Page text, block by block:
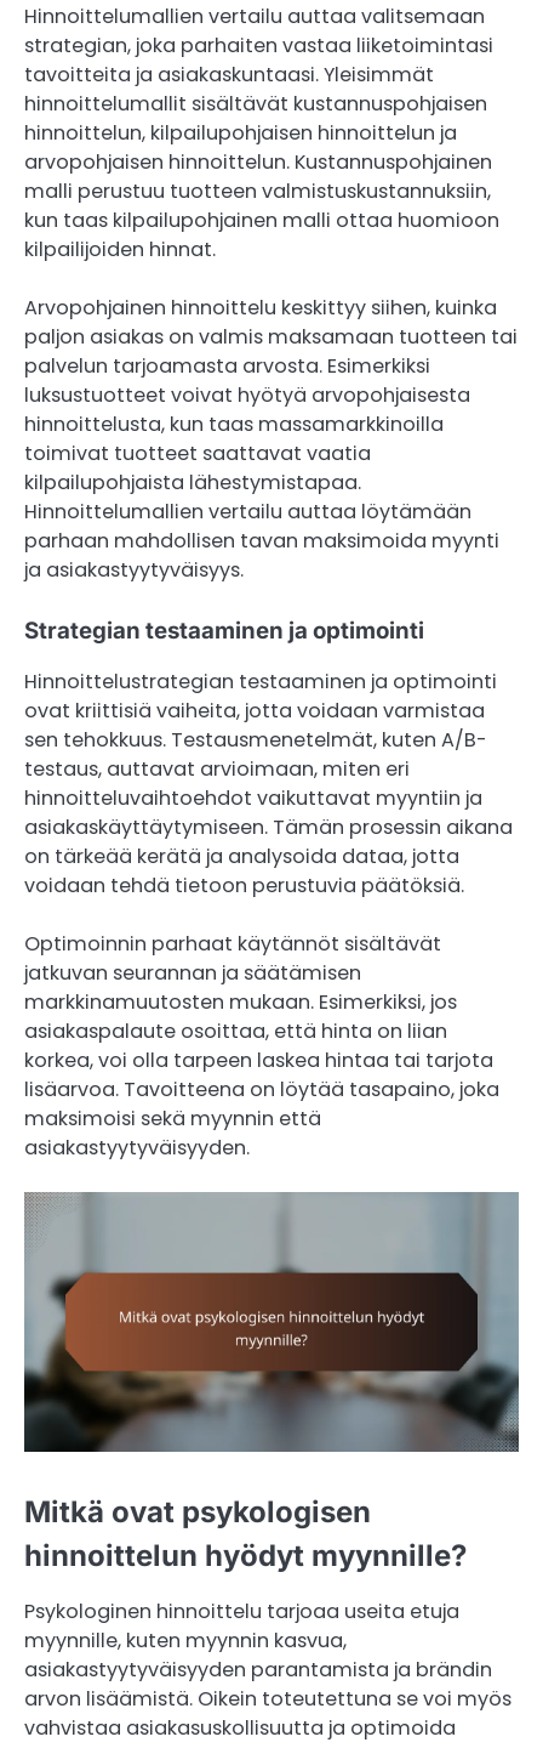
Hinnoittelumallien vertailu auttaa valitsemaan
strategian, joka parhaiten vastaa liiketoimintasi
tavoitteita ja asiakaskuntaasi. Yleisimmät
hinnoittelumallit sisältävät kustannuspohjaisen
hinnoittelun, kilpailupohjaisen hinnoittelun ja
arvopohjaisen hinnoittelun. Kustannuspohjainen
malli perustuu tuotteen valmistuskustannuksiin,
kun taas kilpailupohjainen malli ottaa huomioon
kilpailijoiden hinnat.
Arvopohjainen hinnoittelu keskittyy siihen, kuinka
paljon asiakas on valmis maksamaan tuotteen tai
palvelun tarjoamasta arvosta. Esimerkiksi
luksustuotteet voivat hyötyä arvopohjaisesta
hinnoittelusta, kun taas massamarkkinoilla
toimivat tuotteet saattavat vaatia
kilpailupohjaista lähestymistapaa.
Hinnoittelumallien vertailu auttaa löytämään
parhaan mahdollisen tavan maksimoida myynti
ja asiakastyytyväisyys.
Strategian testaaminen ja optimointi
Hinnoittelustrategian testaaminen ja optimointi
ovat kriittisiä vaiheita, jotta voidaan varmistaa
sen tehokkuus. Testausmenetelmät, kuten A/B-
testaus, auttavat arvioimaan, miten eri
hinnoitteluvaihtoehdot vaikuttavat myyntiin ja
asiakaskäyttäytymiseen. Tämän prosessin aikana
on tärkeää kerätä ja analysoida dataa, jotta
voidaan tehdä tietoon perustuvia päätöksiä.
Optimoinnin parhaat käytännöt sisältävät
jatkuvan seurannan ja säätämisen
markkinamuutosten mukaan. Esimerkiksi, jos
asiakaspalaute osoittaa, että hinta on liian
korkea, voi olla tarpeen laskea hintaa tai tarjota
lisäarvoa. Tavoitteena on löytää tasapaino, joka
maksimoisi sekä myynnin että
asiakastyytyväisyyden.
Mitkä ovat psykologisen
hinnoittelun hyödyt myynnille?
Psykologinen hinnoittelu tarjoaa useita etuja
myynnille, kuten myynnin kasvua,
asiakastyytyväisyyden parantamista ja brändin
arvon lisäämistä. Oikein toteutettuna se voi myös
vahvistaa asiakasuskollisuutta ja optimoida